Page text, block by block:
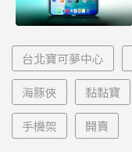
台北寶可夢中心
海豚俠 黏黏寶
手機架 開賣